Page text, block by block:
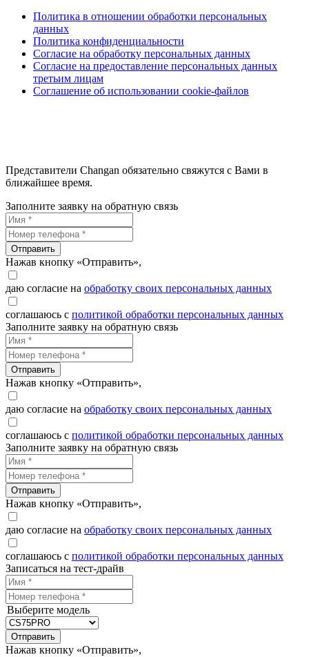
Политика в отношении обработки персональных
данных
Политика конфиденциальности
Согласие на обработку персональных данных
Согласие на предоставление персональных данных
третьим лицам
Соглашение об использовании cookie-файлов
Представители Changan обязательно свяжутся с Вами в
ближайшее время.
Заполните заявку на обратную связь
Отправить
Нажав кнопку «Отправить»,
даю согласие на обработку своих персональных данных
соглашаюсь с политикой обработки персональных данных
Заполните заявку на обратную связь
Отправить
Нажав кнопку «Отправить»,
даю согласие на обработку своих персональных данных
соглашаюсь с политикой обработки персональных данных
Заполните заявку на обратную связь
Отправить
Нажав кнопку «Отправить»,
даю согласие на обработку своих персональных данных
соглашаюсь с политикой обработки персональных данных
Записаться на тест-драйв
Выберите модель
Отправить
Нажав кнопку «Отправить»,